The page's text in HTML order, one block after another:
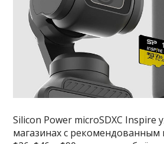
Silicon Power microSDXC
магазинах с рекомендованным